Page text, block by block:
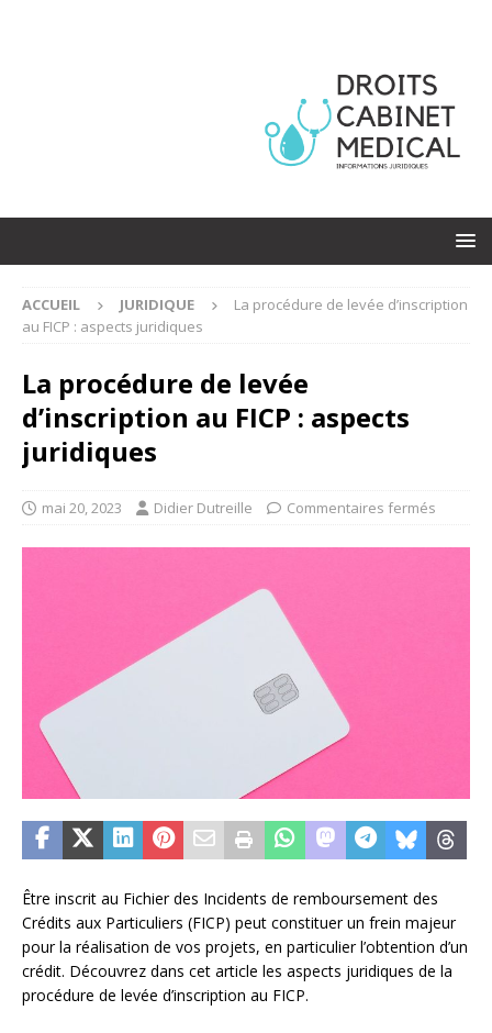
ACCUEIL JURIDIQUE
La procédure de levée d’inscription
au FICP : aspects juridiques
La procédure de levée
d’inscription au FICP : aspects
juridiques
mai 20, 2023 Didier Dutreille Commentaires fermés
Être inscrit au Fichier des Incidents de remboursement des
Crédits aux Particuliers (FICP) peut constituer un frein majeur
pour la réalisation de vos projets, en particulier l’obtention d’un
crédit. Découvrez dans cet article les aspects juridiques de la
procédure de levée d’inscription au FICP.